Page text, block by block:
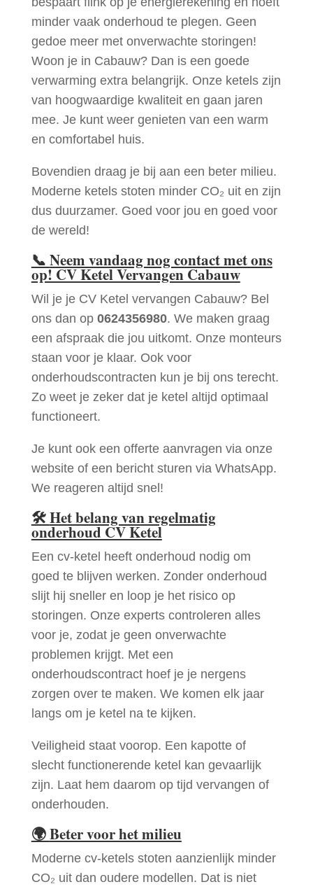
minder vaak onderhoud te plegen. Geen
gedoe meer met onverwachte storingen!
Woon je in Cabauw? Dan is een goede
verwarming extra belangrijk. Onze ketels zijn
van hoogwaardige kwaliteit en gaan jaren
mee. Je kunt weer genieten van een warm
en comfortabel huis.
Bovendien draag je bij aan een beter milieu.
Moderne ketels stoten minder CO₂ uit en zijn
dus duurzamer. Goed voor jou en goed voor
de wereld!
📞 Neem vandaag nog contact met ons
op! CV Ketel Vervangen Cabauw
Wil je je CV Ketel vervangen Cabauw? Bel
ons dan op 0624356980. We maken graag
een afspraak die jou uitkomt. Onze monteurs
staan voor je klaar. Ook voor
onderhoudscontracten kun je bij ons terecht.
Zo weet je zeker dat je ketel altijd optimaal
functioneert.
Je kunt ook een offerte aanvragen via onze
website of een bericht sturen via WhatsApp.
We reageren altijd snel!
🛠Het belang van regelmatig
onderhoud CV Ketel
Een cv-ketel heeft onderhoud nodig om
goed te blijven werken. Zonder onderhoud
slijt hij sneller en loop je het risico op
storingen. Onze experts controleren alles
voor je, zodat je geen onverwachte
problemen krijgt. Met een
onderhoudscontract hoef je je nergens
zorgen over te maken. We komen elk jaar
langs om je ketel na te kijken.
Veiligheid staat voorop. Een kapotte of
slecht functionerende ketel kan gevaarlijk
zijn. Laat hem daarom op tijd vervangen of
onderhouden.
🌍Beter voor het milieu
Moderne cv-ketels stoten aanzienlijk minder
CO₂ uit dan oudere modellen. Dat is niet